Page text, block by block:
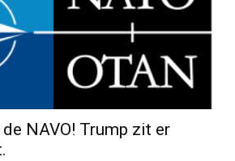
NAVO! Trump zit er